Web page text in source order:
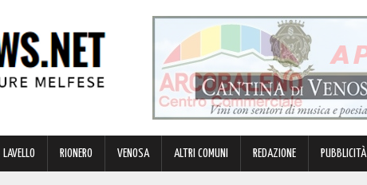
LAVELLO RIONERO VENOSA ALTRI COMUNI REDAZIONE PUBBLICITÀ